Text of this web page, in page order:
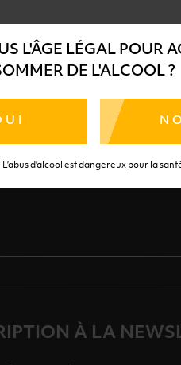
L'ÂGE LÉGAL POUR
DE L'ALCOOL ?
L’abus d’alcool est dangereux pour la
NOS CONSEILLERS SONT À
À LA